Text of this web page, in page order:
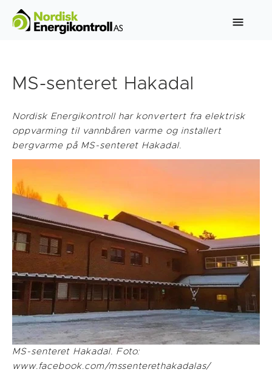
MS-senteret Hakadal
Nordisk Energikontroll har konvertert fra elektrisk
oppvarming til vannbåren varme og installert
bergvarme på MS-senteret Hakadal.
MS-senteret Hakadal. Foto:
www.facebook.com/mssenterethakadalas/